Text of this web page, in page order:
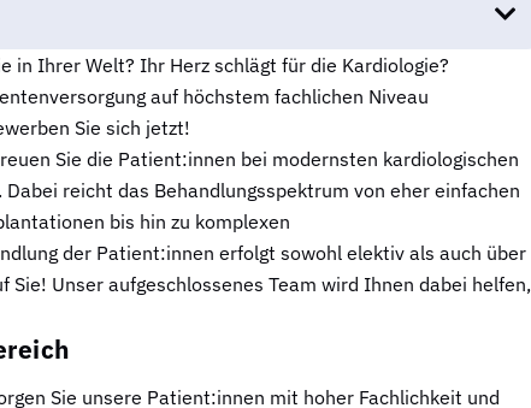
in Ihrer Welt? Ihr Herz schlägt für die Kardiologie?
auf höchstem fachlichen Niveau
Sie sich jetzt!
Sie die Patient:innen bei modernsten kardiologischen
reicht das Behandlungsspektrum von eher einfachen
bis hin zu komplexen
der Patient:innen erfolgt sowohl elektiv als auch über
Unser aufgeschlossenes Team wird Ihnen dabei helfen,
Sie unsere Patient:innen mit hoher Fachlichkeit und